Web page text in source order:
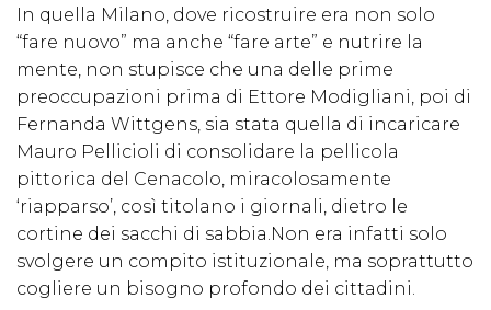
In quella Milano, dove ricostruire era non solo
“fare nuovo” ma anche “fare arte” e nutrire la
mente, non stupisce che una delle prime
preoccupazioni prima di Ettore Modigliani, poi di
Fernanda Wittgens, sia stata quella di incaricare
Mauro Pellicioli di consolidare la pellicola
pittorica del Cenacolo, miracolosamente
‘riapparso’, così titolano i giornali, dietro le
cortine dei sacchi di sabbia.Non era infatti solo
svolgere un compito istituzionale, ma soprattutto
cogliere un bisogno profondo dei cittadini.